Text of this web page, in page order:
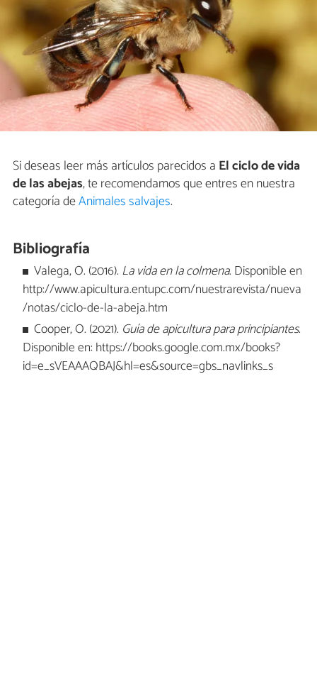
Si deseas leer más artículos parecidos a El ciclo de vida
de las abejas, te recomendamos que entres en nuestra
categoría deAnimales salvajes.
Bibliografía
Valega, O. (2016). La vida en la colmena. Disponible en
http://www.apicultura.entupc.com/nuestrarevista/nueva
/notas/ciclo-de-la-abeja.htm
Cooper, O. (2021). Guía de apicultura para principiantes.
Disponible en: https://books.google.com.mx/books?
id=e_sVEAAAQBAJ&hl=es&source=gbs_navlinks_s